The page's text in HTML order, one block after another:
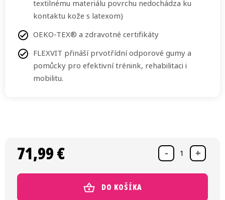
textilnému materiálu povrchu nedochádza ku
kontaktu kože s latexom)
OEKO-TEX® a zdravotné certifikáty
FLEXVIT přináší prvotřídní odporové gumy a
pomůcky pro efektivní trénink, rehabilitaci i
mobilitu.
71,99 € Jednotková cena:
DO KOŠÍKA